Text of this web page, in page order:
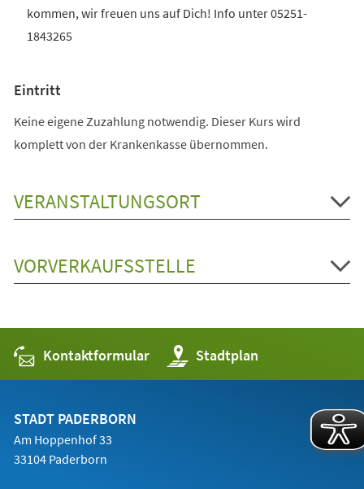
kommen, wir freuen uns auf Dich! Info unter 05251-
1843265
Eintritt
Keine eigene Zuzahlung notwendig. Dieser Kurs wird
komplett von der Krankenkasse übernommen.
VERANSTALTUNGSORT
VORVERKAUFSSTELLE
Kontaktformular Stadtplan
(Öffnet
in
einem
STADT PADERBORN
Am Hoppenhof 33
33104 Paderborn